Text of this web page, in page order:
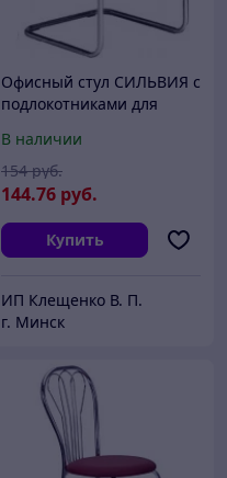
Офисный стул СИЛЬВИЯ с
подлокотниками для
(SILWIA ARM кож/зам V)
В наличии
144.76 руб.
154 руб.
Купить
ИП Клещенко В. П.
г. Минск